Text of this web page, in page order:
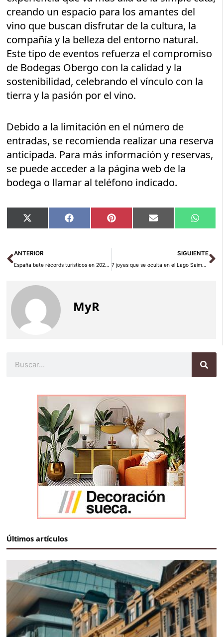
creando un espacio para los amantes del
vino que buscan disfrutar de la cultura, la
compañía y la belleza del entorno natural.
Este tipo de eventos refuerza el compromiso
de Bodegas Obergo con la calidad y la
sostenibilidad, celebrando el vínculo con la
tierra y la pasión por el vino.
Debido a la limitación en el número de
entradas, se recomienda realizar una reserva
anticipada. Para más información y reservas,
se puede acceder a la página web de la
bodega o llamar al teléfono indicado.
Compartir
en
X
(Twitter)
Compartir
en
Facebook Compartir
en
Pinterest Compartir
en
Email
en
Ant
ANTERIOR
España bate récords turísticos en 2025, pero las ganancias no llegan a todos
SIGUIENTE
7 joyas que se oculta en el Lago Saimaa de Finlandia
MyR
Últimos artículos